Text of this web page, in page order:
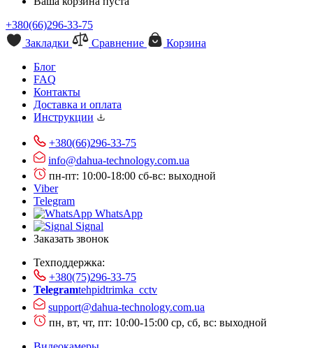
+380(66)296-33-75
Закладки
Сравнение
Корзина
Блог
FAQ
Контакты
Доставка и оплата
Инструкции
+380(66)296-33-75
info@dahua-technology.com.ua
пн-пт: 10:00-18:00 сб-вс: выходной
Viber
Telegram
WhatsApp
Signal
Заказать звонок
Техподдержка:
+380(75)296-33-75
Telegramtehpidtrimka_cctv
support@dahua-technology.com.ua
пн, вт, чт, пт: 10:00-15:00 ср, сб, вс: выходной